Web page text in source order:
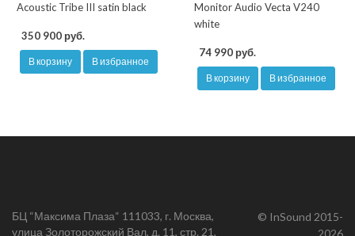
Acoustic Tribe III satin black
350 900 руб.
В корзину В избранное
Monitor Audio Vecta V240
white
74 990 руб.
В корзину В избранное
БЦ “Максима Плаза“ 111033, г. Москва,
улица Золоторожский Вал, д. 11, стр. 21,
© InSound 2015-